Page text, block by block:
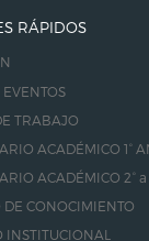
RÁPIDOS
TRABAJO
ACADÉMICO 1°
ACADÉMICO 2° a
DE CONOCIMIENTO
INSTITUCIONAL